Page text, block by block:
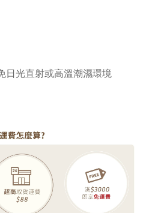
日光直射或高溫潮濕環境